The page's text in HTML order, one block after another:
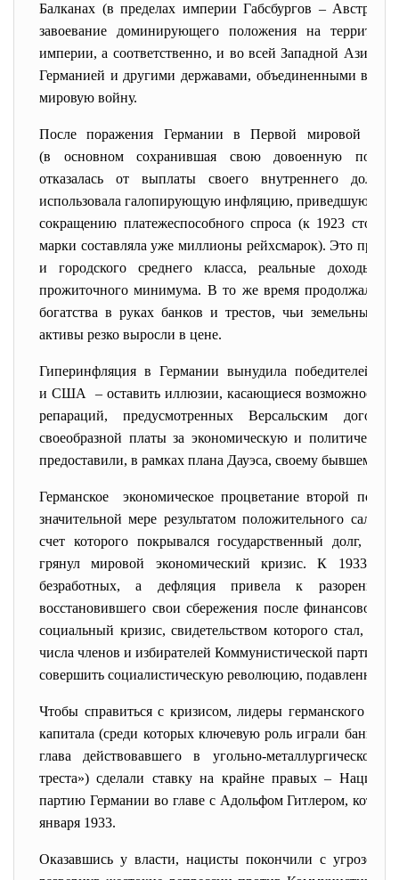
Балканах (в пределах империи Габсбургов – Австро-
завоевание доминирующего положения на
империи, а соответственно, и во всей Западной Азии.
Германией и другими державами, объединенными в
мировую войну.
После поражения Германии в Первой мировой
(в основном сохранившая свою довоенную
отказалась от выплаты своего внутреннего
использовала галопирующую инфляцию, приведшую к
сокращению платежеспособного спроса (к 1923
марки составляла уже миллионы рейхсмарок). Это
и городского среднего класса, реальные доходы
прожиточного минимума. В то же время продолжалась
богатства в руках банков и трестов, чьи земельные
активы резко выросли в цене.
Гиперинфляция в Германии вынудила победителей
и США – оставить иллюзии, касающиеся возможности
репараций, предусмотренных Версальским
своеобразной платы за экономическую и
предоставили, в рамках плана Дауэса, своему бывшему
Германское экономическое процветаниевторой
значительной мере результатом положительного
счет которого покрывался государственный долг,
грянул мировой экономический кризис. К 1933
безработных, а дефляция привела к разорению
восстановившего свои сбережения после финансового
социальный кризис, свидетельством которого стал, в
числа членов и избирателей Коммунистической партии,
совершить социалистическую революцию,
Чтобы справиться с кризисом, лидеры германского
капитала (среди которых ключевую роль играли
глава действовавшего в угольно-металлургической
треста») сделали ставку на крайне правых –
партию Германии во главе с Адольфом Гитлером,
января 1933.
Оказавшись у власти, нацисты покончили с угрозой